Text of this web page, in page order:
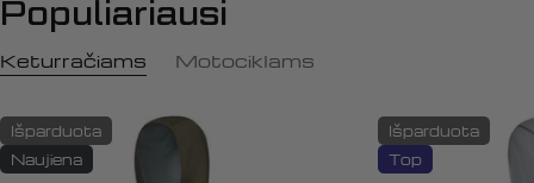
Populiariausi
Keturračiams Motociklams
Išparduota
Naujiena
Išparduota
Top